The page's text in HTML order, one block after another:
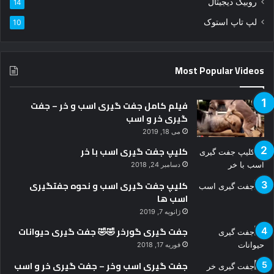
د
14
لپ تاپ استوک 10
Most Popular Videos
فیلم کامل جفت گیری اسب و خر – جفت
گیری خر و اسب
می 18, 2019
کلیپ جفت گیری اسب با خر
دسامبر 24, 2018
کلیپ جفت گیری اسب و نحوه جفتگیری
اسب ها
ژانویه 7, 2019
جفت گیری گورخر 🤣🤣 جفت گیری حیوانات
فوریه 17, 2018
جفت گیری اسب وخر – جفت گیری خر و اسب